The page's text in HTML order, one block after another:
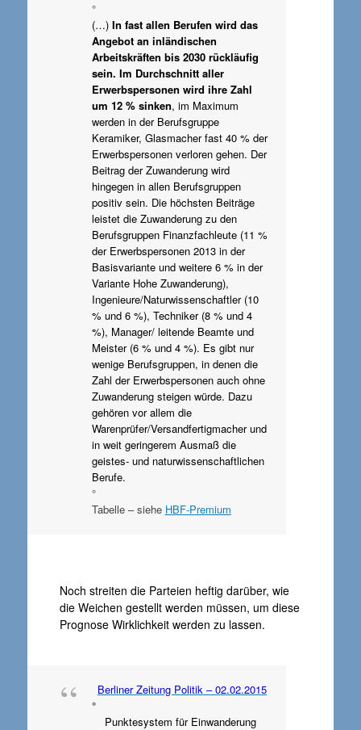
°
(…) In fast allen Berufen wird das
Angebot an inländischen
Arbeitskräften bis 2030 rückläufig
sein. Im Durchschnitt aller
Erwerbspersonen wird ihre Zahl
um 12 % sinken, im Maximum
werden in der Berufsgruppe
Keramiker, Glasmacher fast 40 % der
Erwerbspersonen verloren gehen. Der
Beitrag der Zuwanderung wird
hingegen in allen Berufsgruppen
positiv sein. Die höchsten Beiträge
leistet die Zuwanderung zu den
Berufsgruppen Finanzfachleute (11 %
der Erwerbspersonen 2013 in der
Basisvariante und weitere 6 % in der
Variante Hohe Zuwanderung),
Ingenieure/Naturwissenschaftler (10
% und 6 %), Techniker (8 % und 4
%), Manager/ leitende Beamte und
Meister (6 % und 4 %). Es gibt nur
wenige Berufsgruppen, in denen die
Zahl der Erwerbspersonen auch ohne
Zuwanderung steigen würde. Dazu
gehören vor allem die
Warenprüfer/Versandfertigmacher und
in weit geringerem Ausmaß die
geistes- und naturwissenschaftlichen
Berufe.
°
Tabelle – siehe HBF-Premium
Noch streiten die Parteien heftig darüber, wie
die Weichen gestellt werden müssen, um diese
Prognose Wirklichkeit werden zu lassen.
Berliner Zeitung Politik – 02.02.2015
°
Punktesystem für Einwanderung